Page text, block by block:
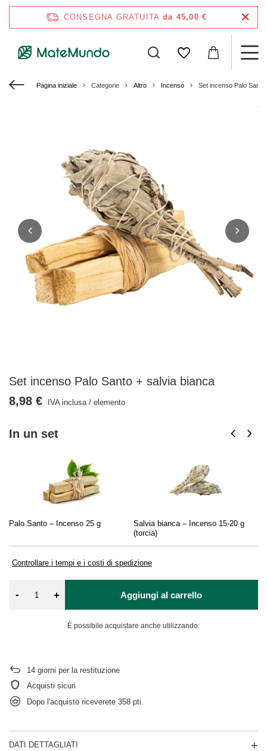
CONSEGNA GRATUITA da 45,00 €
Pagina iniziale Categorie Altro Incenso Set incenso Palo
Set incenso Palo Santo + salvia bianca
In un set
Palo Santo – Incenso 25 g
Salvia bianca – Incenso 15-20 g
(torcia)
Controllare i tempi e i costi di spedizione
8,98 € IVA inclusa/ elemento
- + Aggiungi al carrello
È possibile acquistare anche utilizzando:
14 giorni per la restituzione
Acquisti sicuri
Dopo l'acquisto riceverete 358 pti.
DATI DETTAGLIATI